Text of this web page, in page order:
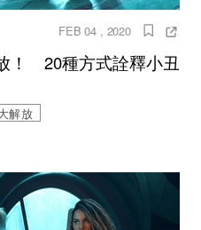
FEB 04 , 2020
！ 20種方式詮釋小丑
解放